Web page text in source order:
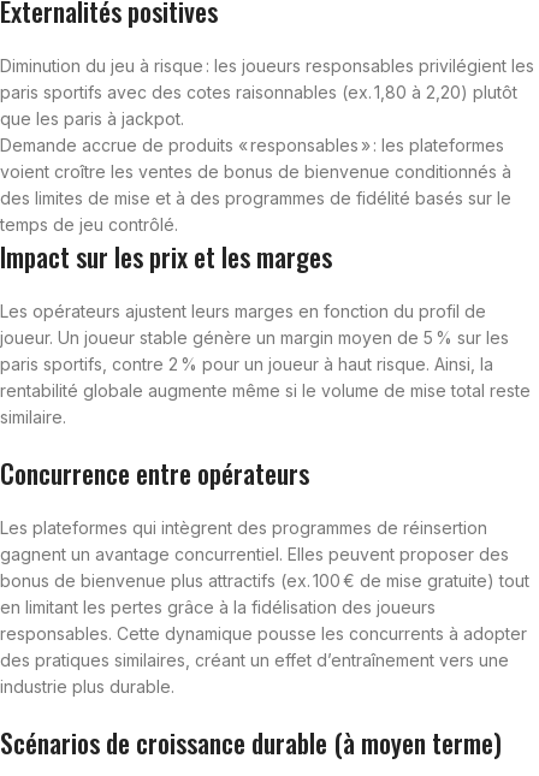
Externalités positives
Diminution du jeu à risque : les joueurs responsables privilégient les
paris sportifs avec des cotes raisonnables (ex. 1,80 à 2,20) plutôt
que les paris à jackpot.
Demande accrue de produits « responsables » : les plateformes
voient croître les ventes de bonus de bienvenue conditionnés à
des limites de mise et à des programmes de fidélité basés sur le
temps de jeu contrôlé.
Impact sur les prix et les marges
Les opérateurs ajustent leurs marges en fonction du profil de
joueur. Un joueur stable génère un margin moyen de 5 % sur les
paris sportifs, contre 2 % pour un joueur à haut risque. Ainsi, la
rentabilité globale augmente même si le volume de mise total reste
similaire.
Concurrence entre opérateurs
Les plateformes qui intègrent des programmes de réinsertion
gagnent un avantage concurrentiel. Elles peuvent proposer des
bonus de bienvenue plus attractifs (ex. 100 € de mise gratuite) tout
en limitant les pertes grâce à la fidélisation des joueurs
responsables. Cette dynamique pousse les concurrents à adopter
des pratiques similaires, créant un effet d’entraînement vers une
industrie plus durable.
Scénarios de croissance durable (à moyen terme)